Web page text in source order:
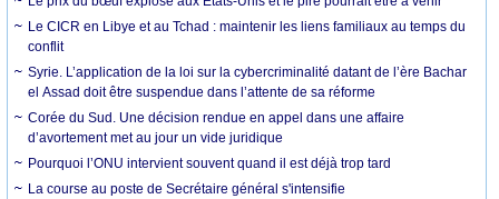
Le CICR en Libye et au Tchad : maintenir les liens familiaux au temps du
conflit
Syrie. L’application de la loi sur la cybercriminalité datant de l’ère Bachar
el Assad doit être suspendue dans l’attente de sa réforme
Corée du Sud. Une décision rendue en appel dans une affaire
d’avortement met au jour un vide juridique
Pourquoi l’ONU intervient souvent quand il est déjà trop tard
La course au poste de Secrétaire général s'intensifie